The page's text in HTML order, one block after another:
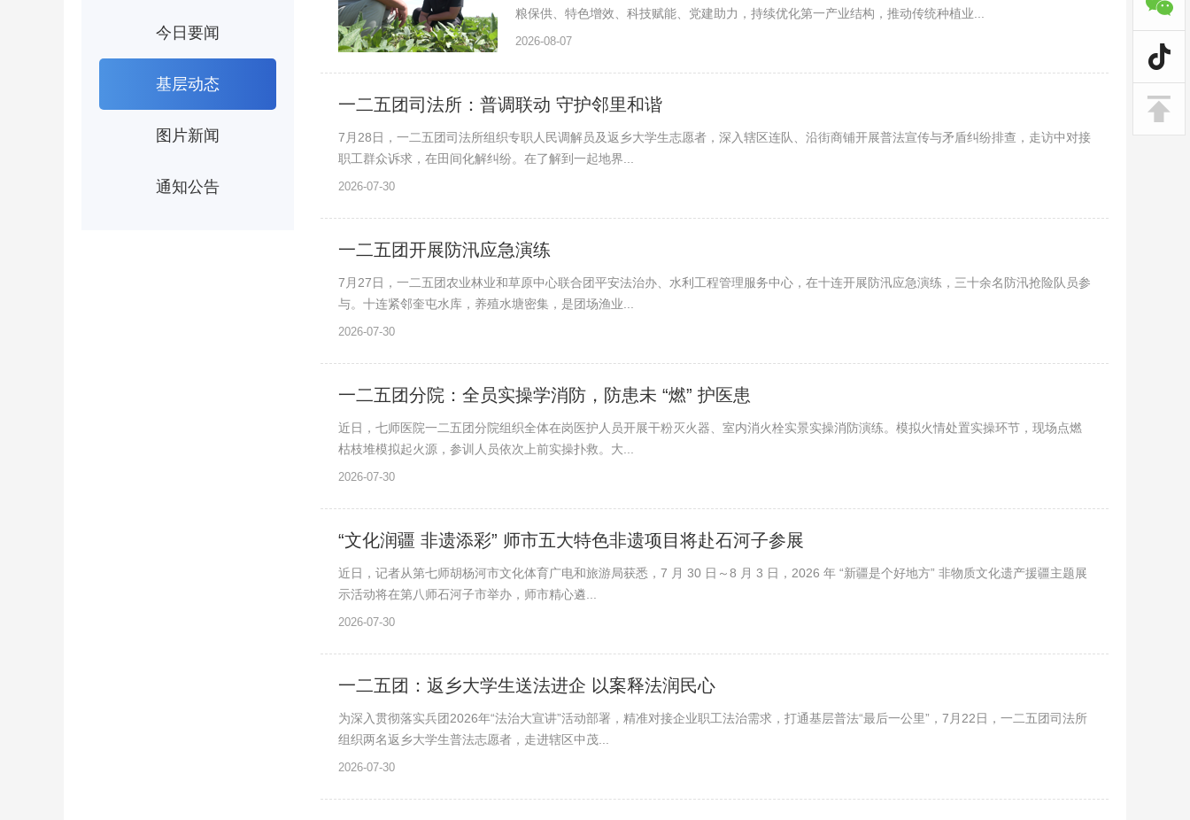
今日要闻
基层动态
图片新闻
通知公告
粮保供、特色增效、科技赋能、党建助力，持续优化第一产业结构，推动传统种植业...
2026-08-07
一二五团司法所：普调联动 守护邻里和谐
7月28日，一二五团司法所组织专职人民调解员及返乡大学生志愿者，深入辖区连队、沿街商铺开展普法宣传与矛盾纠纷排查，走访中对接
职工群众诉求，在田间化解纠纷。在了解到一起地界...
2026-07-30
一二五团开展防汛应急演练
7月27日，一二五团农业林业和草原中心联合团平安法治办、水利工程管理服务中心，在十连开展防汛应急演练，三十余名防汛抢险队员参
与。十连紧邻奎屯水库，养殖水塘密集，是团场渔业...
2026-07-30
一二五团分院：全员实操学消防，防患未 “燃” 护医患
近日，七师医院一二五团分院组织全体在岗医护人员开展干粉灭火器、室内消火栓实景实操消防演练。模拟火情处置实操环节，现场点燃
枯枝堆模拟起火源，参训人员依次上前实操扑救。大...
2026-07-30
“文化润疆 非遗添彩” 师市五大特色非遗项目将赴石河子参展
近日，记者从第七师胡杨河市文化体育广电和旅游局获悉，7 月 30 日～8 月 3 日，2026 年 “新疆是个好地方” 非物质文化遗产援疆主题展
示活动将在第八师石河子市举办，师市精心遴...
2026-07-30
一二五团：返乡大学生送法进企 以案释法润民心
为深入贯彻落实兵团2026年“法治大宣讲”活动部署，精准对接企业职工法治需求，打通基层普法“最后一公里”，7月22日，一二五团司法所
组织两名返乡大学生普法志愿者，走进辖区中茂...
2026-07-30